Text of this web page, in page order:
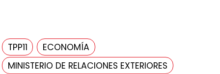
TPP11
ECONOMÍA
MINISTERIO DE RELACIONES EXTERIORES